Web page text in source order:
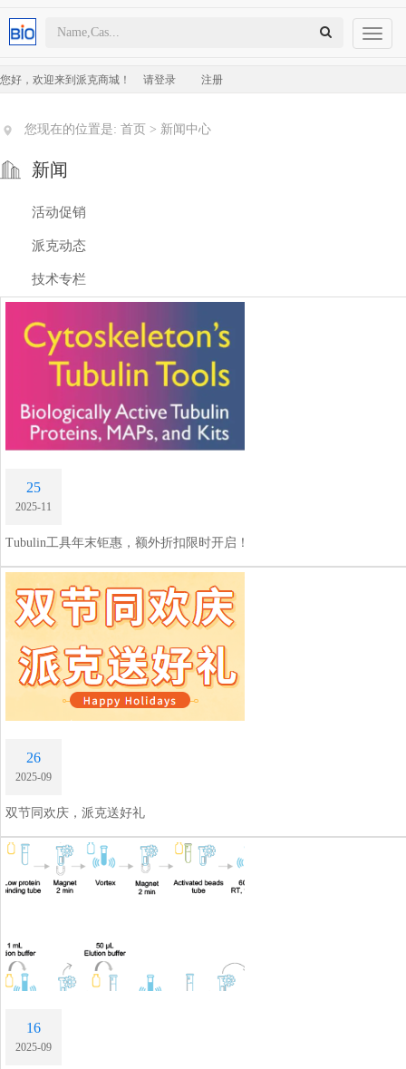
您好，欢迎来到派克商城！ 请登录 注册
Toggle
您现在的位置是: 首页 > 新闻中心
新闻
活动促销
派克动态
技术专栏
25
2025-11
Tubulin工具年末钜惠，额外折扣限时开启！
26
2025-09
双节同欢庆，派克送好礼
16
2025-09